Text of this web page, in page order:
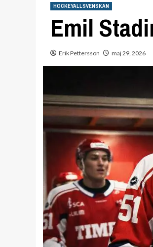
HOCKEYALLSVENSKAN
Emil
Erik Pettersson maj 29, 2026